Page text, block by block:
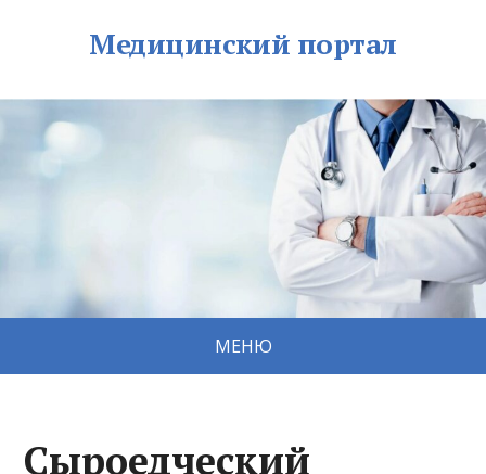
Медицинский портал
МЕНЮ
Сыроедческий